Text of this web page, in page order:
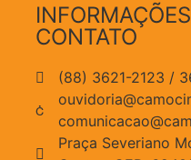
CONTATO
(88) 3621-2123 /
Praça Severiano